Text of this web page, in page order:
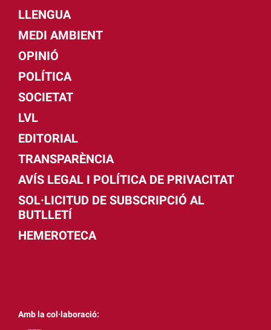
LLENGUA
MEDI AMBIENT
OPINIÓ
POLÍTICA
SOCIETAT
LVL
EDITORIAL
TRANSPARÈNCIA
AVÍS LEGAL I POLÍTICA DE PRIVACITAT
SOL·LICITUD DE SUBSCRIPCIÓ AL
BUTLLETÍ
HEMEROTECA
Amb la col·laboració: